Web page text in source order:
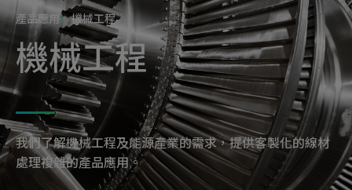
產品應用 機械工程
機械工程
我們了解機械工程及能源產業的需求，提供客製化的線材
處理複雜的產品應用。